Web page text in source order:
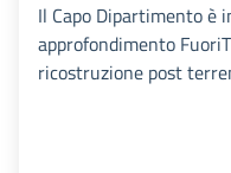
Il Capo Dipartimento è
approfondimento
ricostruzione post